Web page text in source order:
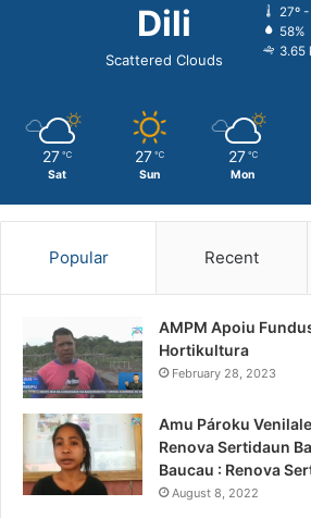
Dili
Scattered Clouds
27º
58%
3.65
27 ℃
Sat
27 ℃
Sun
27 ℃
Mon
Popular Recent
AMPM Apoiu
Hortikultura
February 28, 2023
Amu Pároku Venilale
Renova Sertidaun
Baucau : Renova
August 8, 2022